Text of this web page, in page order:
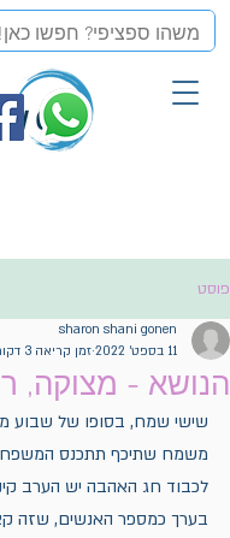
פוסט
הנושא - מצוקה,
sharon shani gonen
11 בספט׳ 2022
זמן קריאה 3 דקות
שישי שמח, בסופו של שבוע
משמח שתיכף תתכנס
לכבוד חג האהבה יש הערב
בערך כמספר האנשים, שזה